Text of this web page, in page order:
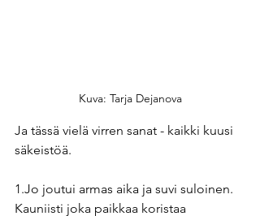
Kuva: Tarja Dejanova
Ja tässä vielä virren sanat - kaikki kuusi
säkeistöä.
1.Jo joutui armas aika ja suvi suloinen.
Kauniisti joka paikkaa koristaa